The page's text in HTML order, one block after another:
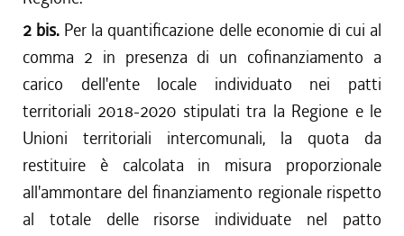
2 bis. Per la quantificazione delle economie di cui al
comma 2 in presenza di un cofinanziamento a
carico dell'ente locale individuato nei patti
territoriali 2018-2020 stipulati tra la Regione e le
Unioni territoriali intercomunali, la quota da
restituire è calcolata in misura proporzionale
all'ammontare del finanziamento regionale rispetto
al totale delle risorse individuate nel patto